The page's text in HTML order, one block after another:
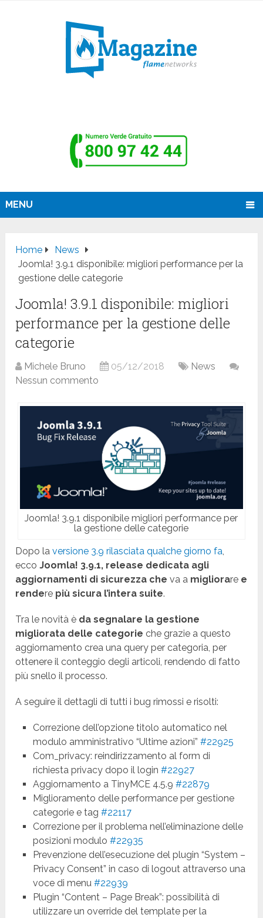
MENU
Home
News
Joomla! 3.9.1 disponibile: migliori performance per la
gestione delle categorie
Joomla! 3.9.1 disponibile: migliori
performance per la gestione delle
categorie
Michele Bruno 05/12/2018
News
Nessun commento
Joomla! 3.9.1 disponibile migliori performance per
la gestione delle categorie
Dopo laversione 3.9 rilasciata qualche giorno fa,
eccoJoomla! 3.9.1, release dedicata agli
aggiornamenti di sicurezza che va a migliorare e
rendere più sicura l’intera suite.
Tra le novità è da segnalare la gestione
migliorata delle categorie che grazie a questo
aggiornamento crea una query per categoria, per
ottenere il conteggio degli articoli, rendendo di fatto
più snello il processo.
A seguire il dettagli di tutti i bug rimossi e risolti:
Correzione dell’opzione titolo automatico nel
modulo amministrativo “Ultime azioni”#22925
Com_privacy: reindirizzamento al form di
richiesta privacy dopo il login#22927
Aggiornamento a TinyMCE 4.5.9#22879
Miglioramento delle performance per gestione
categorie e tag#22117
Correzione per il problema nell’eliminazione delle
posizioni modulo#22935
Prevenzione dell’esecuzione del plugin “System –
Privacy Consent” in caso di logout attraverso una
voce di menu#22939
Plugin “Content – Page Break”: possibilità di
utilizzare un override del template per la